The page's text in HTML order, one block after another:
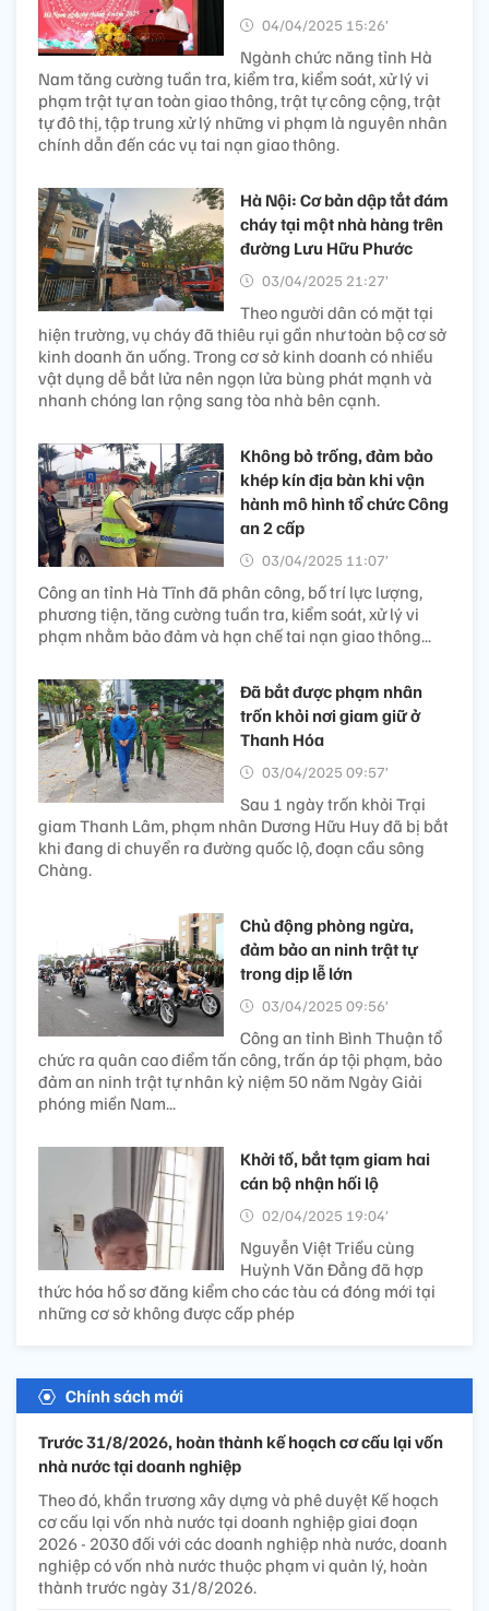
04/04/2025 15:26’
Ngành chức năng tỉnh Hà
Nam tăng cường tuần tra, kiểm tra, kiểm soát, xử lý vi
phạm trật tự an toàn giao thông, trật tự công cộng, trật
tự đô thị, tập trung xử lý những vi phạm là nguyên nhân
chính dẫn đến các vụ tai nạn giao thông.
Hà Nội: Cơ bản dập tắt đám
cháy tại một nhà hàng trên
đường Lưu Hữu Phước
03/04/2025 21:27’
Theo người dân có mặt tại
hiện trường, vụ cháy đã thiêu rụi gần như toàn bộ cơ sở
kinh doanh ăn uống. Trong cơ sở kinh doanh có nhiều
vật dụng dễ bắt lửa nên ngọn lửa bùng phát mạnh và
nhanh chóng lan rộng sang tòa nhà bên cạnh.
Không bỏ trống, đảm bảo
khép kín địa bàn khi vận
hành mô hình tổ chức Công
an 2 cấp
03/04/2025 11:07’
Công an tỉnh Hà Tĩnh đã phân công, bố trí lực lượng,
phương tiện, tăng cường tuần tra, kiểm soát, xử lý vi
phạm nhằm bảo đảm và hạn chế tai nạn giao thông...
Đã bắt được phạm nhân
trốn khỏi nơi giam giữ ở
Thanh Hóa
03/04/2025 09:57’
Sau 1 ngày trốn khỏi Trại
giam Thanh Lâm, phạm nhân Dương Hữu Huy đã bị bắt
khi đang di chuyển ra đường quốc lộ, đoạn cầu sông
Chàng.
Chủ động phòng ngừa,
đảm bảo an ninh trật tự
trong dịp lễ lớn
03/04/2025 09:56’
Công an tỉnh Bình Thuận tổ
chức ra quân cao điểm tấn công, trấn áp tội phạm, bảo
đảm an ninh trật tự nhân kỷ niệm 50 năm Ngày Giải
phóng miền Nam...
Khởi tố, bắt tạm giam hai
cán bộ nhận hối lộ
02/04/2025 19:04’
Nguyễn Việt Triều cùng
Huỳnh Văn Đẳng đã hợp
thức hóa hồ sơ đăng kiểm cho các tàu cá đóng mới tại
những cơ sở không được cấp phép
Chính sách mới
Trước 31/8/2026, hoàn thành kế hoạch cơ cấu lại vốn
nhà nước tại doanh nghiệp
Theo đó, khẩn trương xây dựng và phê duyệt Kế hoạch
cơ cấu lại vốn nhà nước tại doanh nghiệp giai đoạn
2026 - 2030 đối với các doanh nghiệp nhà nước, doanh
nghiệp có vốn nhà nước thuộc phạm vi quản lý, hoàn
thành trước ngày 31/8/2026.